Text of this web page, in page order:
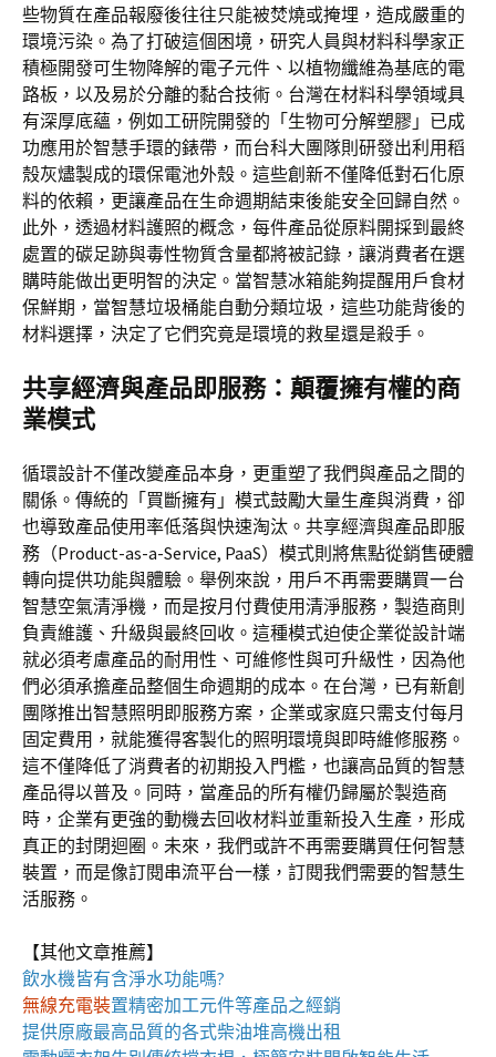
些物質在產品報廢後往往只能被焚燒或掩埋，造成嚴重的
環境污染。為了打破這個困境，研究人員與材料科學家正
積極開發可生物降解的電子元件、以植物纖維為基底的電
路板，以及易於分離的黏合技術。台灣在材料科學領域具
有深厚底蘊，例如工研院開發的「生物可分解塑膠」已成
功應用於智慧手環的錶帶，而台科大團隊則研發出利用稻
殼灰燼製成的環保電池外殼。這些創新不僅降低對石化原
料的依賴，更讓產品在生命週期結束後能安全回歸自然。
此外，透過材料護照的概念，每件產品從原料開採到最終
處置的碳足跡與毒性物質含量都將被記錄，讓消費者在選
購時能做出更明智的決定。當智慧冰箱能夠提醒用戶食材
保鮮期，當智慧垃圾桶能自動分類垃圾，這些功能背後的
材料選擇，決定了它們究竟是環境的救星還是殺手。
共享經濟與產品即服務：顛覆擁有權的商
業模式
循環設計不僅改變產品本身，更重塑了我們與產品之間的
關係。傳統的「買斷擁有」模式鼓勵大量生產與消費，卻
也導致產品使用率低落與快速淘汰。共享經濟與產品即服
務（Product-as-a-Service, PaaS）模式則將焦點從銷售硬體
轉向提供功能與體驗。舉例來說，用戶不再需要購買一台
智慧空氣清淨機，而是按月付費使用清淨服務，製造商則
負責維護、升級與最終回收。這種模式迫使企業從設計端
就必須考慮產品的耐用性、可維修性與可升級性，因為他
們必須承擔產品整個生命週期的成本。在台灣，已有新創
團隊推出智慧照明即服務方案，企業或家庭只需支付每月
固定費用，就能獲得客製化的照明環境與即時維修服務。
這不僅降低了消費者的初期投入門檻，也讓高品質的智慧
產品得以普及。同時，當產品的所有權仍歸屬於製造商
時，企業有更強的動機去回收材料並重新投入生產，形成
真正的封閉迴圈。未來，我們或許不再需要購買任何智慧
裝置，而是像訂閱串流平台一樣，訂閱我們需要的智慧生
活服務。
【其他文章推薦】
飲水機皆有含淨水功能嗎?
無線充電裝置精密加工元件等產品之經銷
提供原廠最高品質的各式柴油堆高機出租